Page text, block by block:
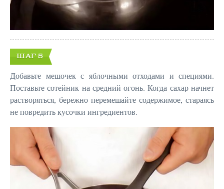
ШАГ 5
Добавьте мешочек с яблочными отходами и специями.
Поставьте сотейник на средний огонь. Когда сахар начнет
растворяться, бережно перемешайте содержимое, стараясь
не повредить кусочки ингредиентов.